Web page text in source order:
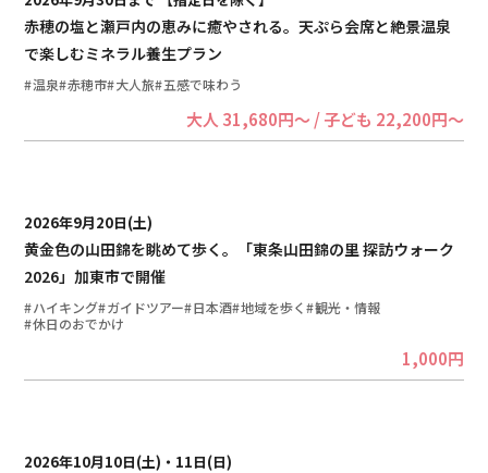
赤穂の塩と瀬戸内の恵みに癒やされる。天ぷら会席と絶景温泉
で楽しむミネラル養生プラン
温泉 赤穂市 大人旅 五感で味わう
大人 31,680円～ / 子ども 22,200円～
2026年9月20日(土)
黄金色の山田錦を眺めて歩く。「東条山田錦の里 探訪ウォーク
2026」加東市で開催
ハイキング ガイドツアー 日本酒 地域を歩く 観光・情報
休日のおでかけ
1,000円
2026年10月10日(土)・11日(日)